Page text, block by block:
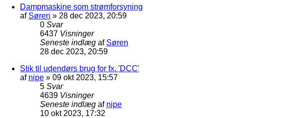
Dampmaskine som strømforsyning
af Søren » 28 dec 2023, 20:59
0 Svar
6437 Visninger
Seneste indlæg af Søren
28 dec 2023, 20:59
Stik til udendørs brug for fx. 'DCC'
af nipe » 09 okt 2023, 15:57
5 Svar
4639 Visninger
Seneste indlæg af nipe
10 okt 2023, 17:32